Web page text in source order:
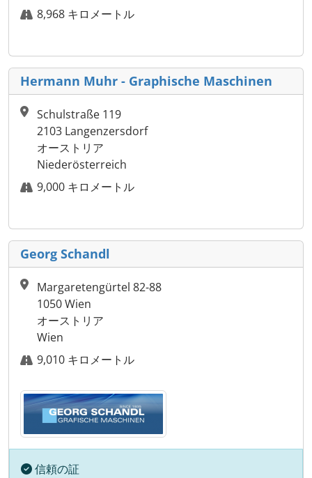
8,968 キロメートル
Hermann Muhr - Graphische Maschinen
Schulstraße 119
2103 Langenzersdorf
オーストリア
Niederösterreich
9,000 キロメートル
Georg Schandl
Margaretengürtel 82-88
1050 Wien
オーストリア
Wien
9,010 キロメートル
信頼の証